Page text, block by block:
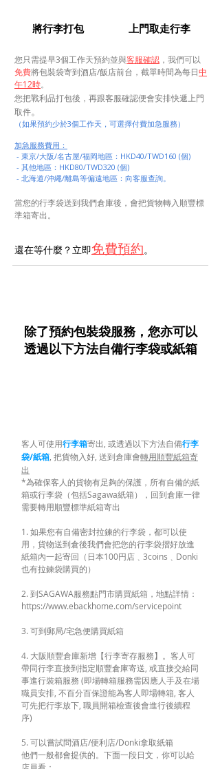
將行李打包 上門取走行李
您只需提早3個工作天預約並與客服確認 ，我們可以
免費將包裝袋寄到酒店/飯店前台，截單時間為每日中
午12時。
您把戰利品打包後，再跟客服確認便會安排快遞上門
取件。
​（如果預約少於3個工作天，可選擇付費加急服務）
加急服務費用：
- 東京/大阪/名古屋/福岡地區：HKD40/TWD160 (個)
- 其他地區：HKD80/TWD320 (個)
- 北海道/沖繩/離島等偏遠地區：向客服查詢。
當您的行李袋送到我們倉庫後，會把貨物轉入順豐標
準箱寄出。
還在等什麼？立即免費預約。
​除了預約包裝袋服務，您亦可以
透過以下方法自備行李袋或紙箱
客人可使用行李箱寄出, 或透過以下方法自備行李
袋/紙箱 , 把貨物入好, 送到倉庫會轉用順豐紙箱寄
出
*為確保客人的貨物有足夠的保護，所有自備的紙
箱或行李袋（包括Sagawa紙箱），回到倉庫一律
需要轉用順豐標準紙箱寄出
1. 如果您有自備密封拉鍊的行李袋，都可以使
用，貨物送到倉後我們會把您的行李袋摺好放進
紙箱內一起寄回（日本100円店﹑3coins﹑Donki
也有拉鍊袋購買的）
2. 到SAGAWA服務點門市購買紙箱，地點詳情：
https://www.ebackhome.com/servicepoint
3. 可到郵局/宅急便購買紙箱
4. 大阪順豐倉庫新增【行李寄存服務】。客人可
帶同行李直接到指定順豐倉庫寄送, 或直接交給同
事進行裝箱服務 (即場轉箱服務需因應人手及在場
職員安排, 不百分百保證能為客人即場轉箱, 客人
可先把行李放下, 職員開箱檢查後會進行後續程
序)
5. 可以嘗試問酒店/便利店/Donki拿取紙箱
他們一般都會提供的。下面一段日文，你可以給